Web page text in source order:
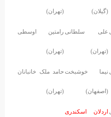
(گیلان) (تهران)
علی سلطانی
(تهران)
رامتین اوسطی
(تهران)
نیما خوشبخت
(اصفهان)
حامد ملک خانبانان
(تهران)
اردلان اسکندری